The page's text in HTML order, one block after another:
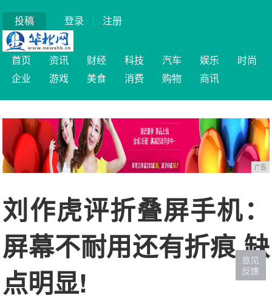
投稿 登录 | 注册
首页 资讯 财经 科技 汽车 娱乐
时尚
企业
游戏 美食 消费 购物 商讯
广告
刘作虎评折叠屏手机：
屏幕不耐用还有折痕 缺
点明显!